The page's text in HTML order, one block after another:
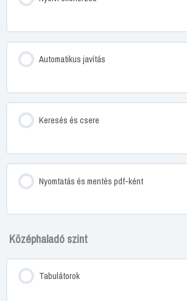
Automatikus javítás
Keresés és csere
Nyomtatás és mentés pdf-ként
Középhaladó szint
Tabulátorok